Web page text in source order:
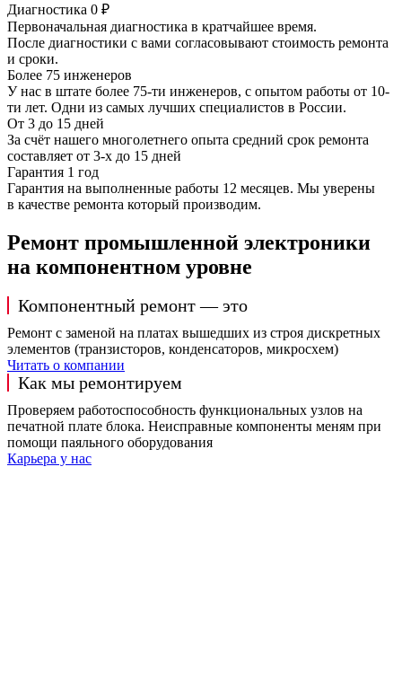
Диагностика 0 ₽
Первоначальная диагностика в кратчайшее время.
После диагностики с вами согласовывают стоимость ремонта
и сроки.
Более 75 инженеров
У нас в штате более 75-ти инженеров, с опытом работы от 10-
ти лет. Одни из самых лучших специалистов в России.
От 3 до 15 дней
За счёт нашего многолетнего опыта средний срок ремонта
составляет от 3-х до 15 дней
Гарантия 1 год
Гарантия на выполненные работы 12 месяцев. Мы уверены
в качестве ремонта который производим.
Ремонт промышленной электроники
на компонентном уровне
Компонентный ремонт — это
Ремонт с заменой на платах вышедших из строя дискретных
элементов (транзисторов, конденсаторов, микросхем)
Читать о компании
Как мы ремонтируем
Проверяем работоспособность функциональных узлов на
печатной плате блока. Неисправные компоненты меням при
помощи паяльного оборудования
Карьера у нас